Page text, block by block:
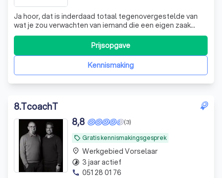
Ja hoor, dat is inderdaad totaal tegenovergestelde van
wat je zou verwachten van iemand die een eigen zaak
gestart is met als doel ‘mensen begeleiden naar mentale
engageerde ik me jarenlang als zelfstandig freelance
boekhouder voor een accountancykant
Kennismaking
Prijsopgave
8.TcoachT
local_offer Gratis kennismakingsgesprek
(3)
8,8
place Werkgebied Vorselaar
timelapse 3 jaar actief
phone 051 28 01 76